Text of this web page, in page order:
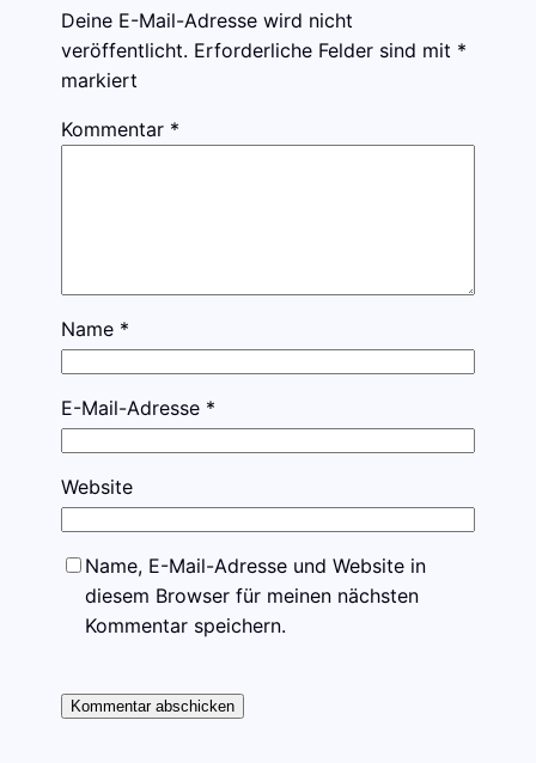
Deine E-Mail-Adresse wird nicht
veröffentlicht. Erforderliche Felder sind mit *
markiert
Kommentar *
Name *
E-Mail-Adresse *
Website
Name, E-Mail-Adresse und Website in
diesem Browser für meinen nächsten
Kommentar speichern.